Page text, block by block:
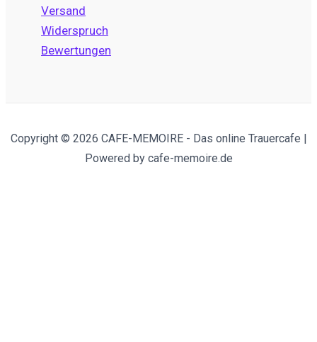
Versand
Widerspruch
Bewertungen
Copyright © 2026 CAFE-MEMOIRE - Das online Trauercafe |
Powered by cafe-memoire.de